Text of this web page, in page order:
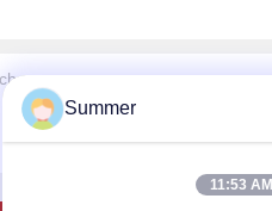
Summer
11:53 AM